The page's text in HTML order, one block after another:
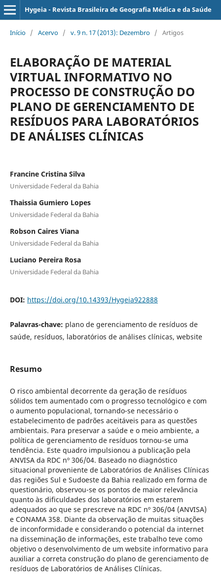
Hygeia - Revista Brasileira de Geografia Médica e da Saúde
Início / Acervo / v. 9 n. 17 (2013): Dezembro / Artigos
ELABORAÇÃO DE MATERIAL
VIRTUAL INFORMATIVO NO
PROCESSO DE CONSTRUÇÃO DO
PLANO DE GERENCIAMENTO DE
RESÍDUOS PARA LABORATÓRIOS
DE ANÁLISES CLÍNICAS
Francine Cristina Silva
Universidade Federal da Bahia
Thaissia Gumiero Lopes
Universidade Federal da Bahia
Robson Caires Viana
Universidade Federal da Bahia
Luciano Pereira Rosa
Universidade Federal da Bahia
DOI: https://doi.org/10.14393/Hygeia922888
Palavras-chave: plano de gerenciamento de resíduos de
saúde, resíduos, laboratórios de análises clínicas, website
Resumo
O risco ambiental decorrente da geração de resíduos
sólidos tem aumentado com o progresso tecnológico e com
o aumento populacional, tornando-se necessário o
estabelecimento de padrões aceitáveis para as questões
ambientais. Para preservar a saúde e o meio ambiente, a
política de gerenciamento de resíduos tornou-se uma
tendência. Este quadro impulsionou a publicação pela
ANVISA da RDC nº 306/04. Baseado no diagnóstico
situacional proveniente de Laboratórios de Análises Clínicas
das regiões Sul e Sudoeste da Bahia realizado em forma de
questionário, observou-se os pontos de maior relevância
quanto às dificuldades dos laboratórios em estarem
adequados ao que se prescreve na RDC nº 306/04 (ANVISA)
e CONAMA 358. Diante da observação de muitas situações
de inconformidade e considerando o potencial da internet
na disseminação de informações, este trabalho teve como
objetivo o desenvolvimento de um website informativo para
auxiliar a correta construção do plano de gerenciamento de
resíduos de Laboratórios de Análises Clínicas.